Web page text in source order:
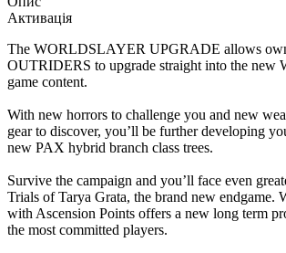
Активація
The WORLDSLAYER UPGRADE allows
OUTRIDERS to upgrade straight into the
game content.
With new horrors to challenge you and new
gear to discover, you’ll be further developing
new PAX hybrid branch class trees.
Survive the campaign and you’ll face even
Trials of Tarya Grata, the brand new endgame.
with Ascension Points offers a new long term
the most committed players.